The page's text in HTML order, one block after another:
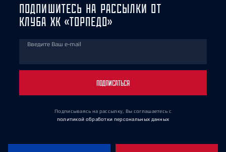
ПОДПИШИТЕСЬ НА РАССЫЛКИ ОТ
КЛУБА ХК «ТОРПЕДО»
Введите Ваш e-mail
ПОДПИСАТЬСЯ
Подписываясь на рассылку, Вы соглашаетесь с
политикой обработки персональных данных